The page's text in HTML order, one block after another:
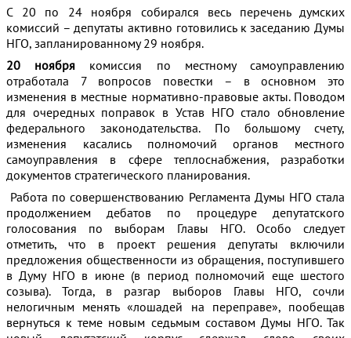
С 20 по 24 ноября собирался весь перечень думских
комиссий – депутаты активно готовились к заседанию Думы
НГО, запланированному 29 ноября.
20 ноября комиссия по местному самоуправлению
отработала 7 вопросов повестки – в основном это
изменения в местные нормативно-правовые акты. Поводом
для очередных поправок в Устав НГО стало обновление
федерального законодательства. По большому счету,
изменения касались полномочий органов местного
самоуправления в сфере теплоснабжения, разработки
документов стратегического планирования.
Работа по совершенствованию Регламента Думы НГО стала
продолжением дебатов по процедуре депутатского
голосования по выборам Главы НГО. Особо следует
отметить, что в проект решения депутаты включили
предложения общественности из обращения, поступившего
в Думу НГО в июне (в период полномочий еще шестого
созыва). Тогда, в разгар выборов Главы НГО, сочли
нелогичным менять «лошадей на переправе», пообещав
вернуться к теме новым седьмым составом Думы НГО. Так